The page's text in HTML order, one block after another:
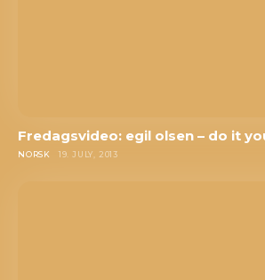
Fredagsvideo: egil olsen – do it
NORSK 19. JULY, 2013